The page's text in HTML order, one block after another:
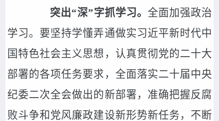
突出“深”字抓学习。 全面加强政治
学习。要坚持学懂弄通做实习近平新时代中
国特色社会主义思想，认真贯彻党的二十大
部署的各项任务要求，全面落实二十届中央
纪委二次全会做出的新部署，准确把握反腐
败斗争和党风廉政建设新形势新任务，不断